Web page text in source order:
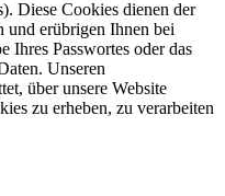
Diese Cookies dienen der
und erübrigen Ihnen bei
Ihres Passwortes oder das
Unseren
über unsere Website
zu erheben, zu verarbeiten